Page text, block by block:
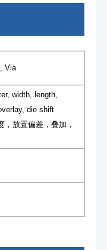
Via
width, length,
die shift
，放置偏差，叠加，